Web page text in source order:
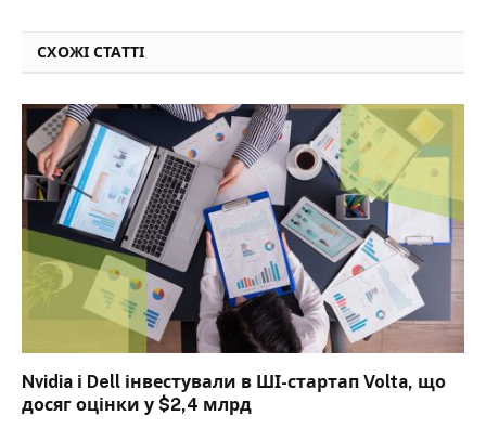
СХОЖІ СТАТТІ
Nvidia і Dell інвестували в ШІ-стартап Volta, що
досяг оцінки у $2,4 млрд